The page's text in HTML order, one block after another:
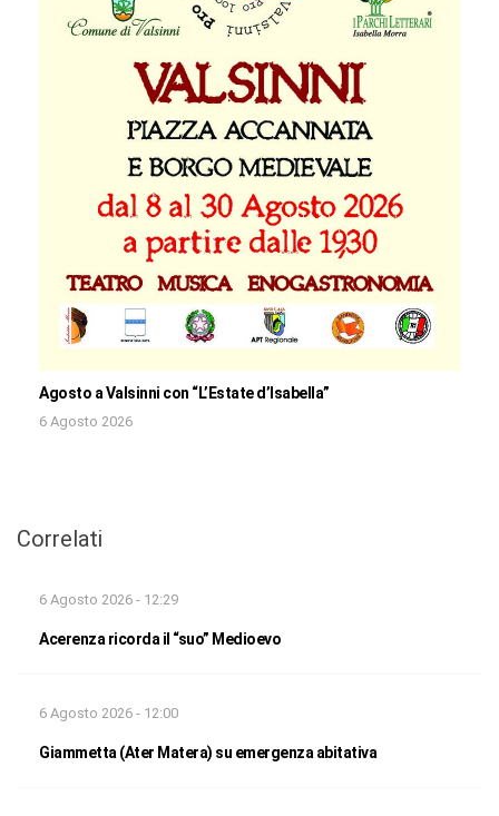
Agosto a Valsinni con “L’Estate d’Isabella”
6 Agosto 2026
Correlati
6 Agosto 2026 - 12:29
Acerenza ricorda il “suo” Medioevo
6 Agosto 2026 - 12:00
Giammetta (Ater Matera) su emergenza abitativa